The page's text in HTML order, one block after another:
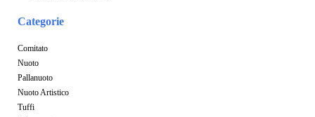
Categorie
Comitato
Nuoto
Pallanuoto
Nuoto Artistico
Tuffi